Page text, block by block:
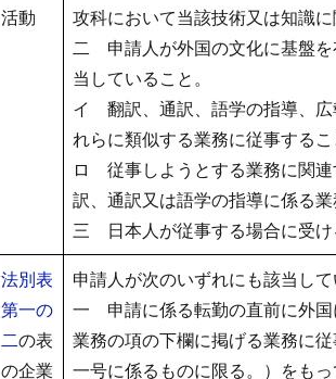
活動
攻科において当該技術又は知識
二 申請人が外国の文化に基盤を
当していること。
イ 翻訳、通訳、語学の指導、広
れらに類似する業務に従事するこ
ロ 従事しようとする業務に関連
訳、通訳又は語学の指導に係る
三 日本人が従事する場合に受け
法別表
第一の
二の表
の企業
申請人が次のいずれにも該当して
一 申請に係る転勤の直前に外国
業務の項の下欄に掲げる業務に
一号に係るものに限る。）をも